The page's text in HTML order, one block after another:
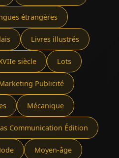
étrangères
Livres illustrés
siècle Lots
Publicité
Mécanique
Communication Édition
Moyen-âge